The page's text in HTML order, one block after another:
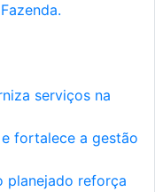
serviços na
fortalece a gestão
planejado reforça